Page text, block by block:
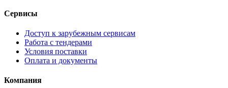
Сервисы
Доступ к зарубежным сервисам
Работа с тендерами
Условия поставки
Оплата и документы
Компания